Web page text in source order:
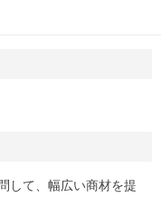
して、幅広い商材を提